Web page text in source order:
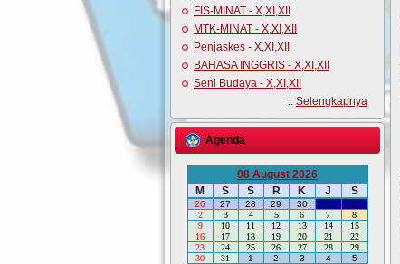
FIS-MINAT - X,XI,XII
MTK-MINAT - X,XI,XII
Penjaskes - X,XI,XII
BAHASA INGGRIS - X,XI,XII
Seni Budaya - X,XI,XII
:: Selengkapnya
Agenda
08 August 2026
M
S S R K J S
26 27 28 29 30 31
1
2
3 4 5 6 7
8
9
10 11 12 13 14
15
16
17 18 19 20 21
22
23
24 25 26 27 28
29
30
31 1 2 3 4 5